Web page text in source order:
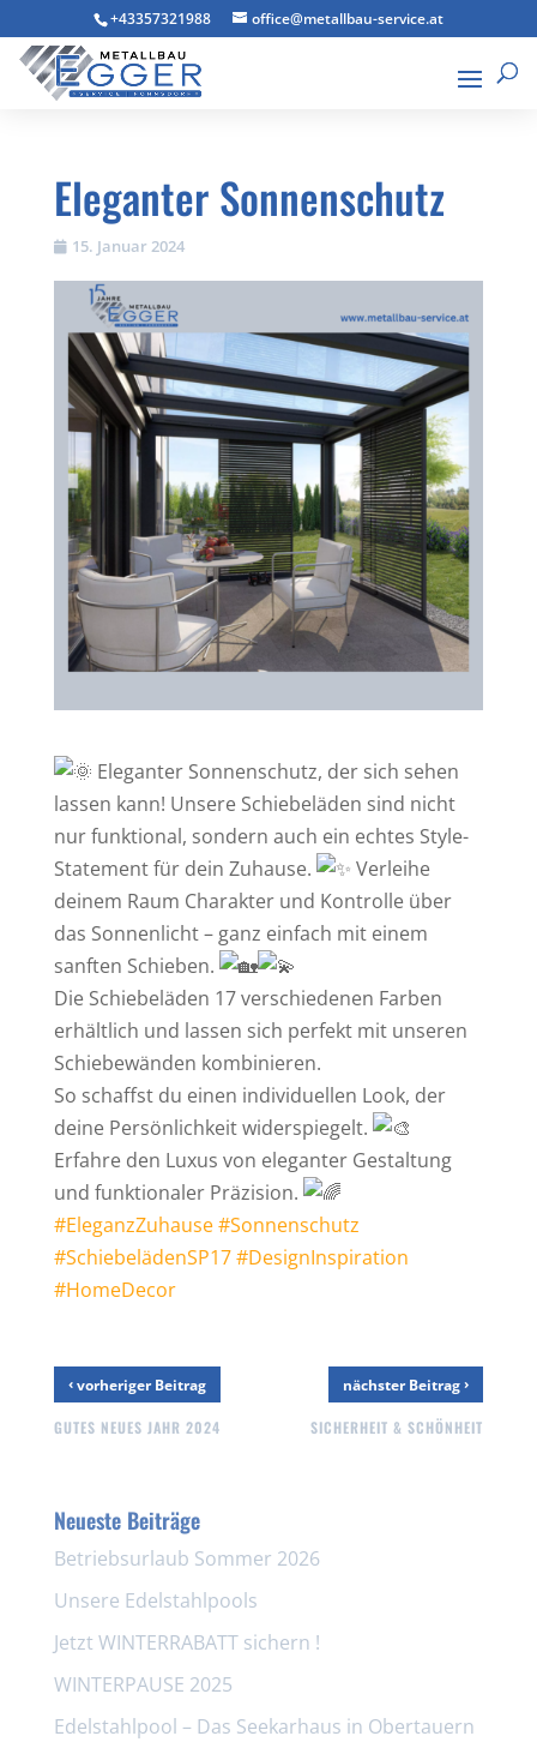
+43357321988 office@metallbau-service.at
Eleganter Sonnenschutz
15. Januar 2024
Eleganter Sonnenschutz, der sich sehen
lassen kann! Unsere Schiebeläden sind nicht
nur funktional, sondern auch ein echtes Style-
Statement für dein Zuhause.
Verleihe
deinem Raum Charakter und Kontrolle über
das Sonnenlicht – ganz einfach mit einem
sanften Schieben.
Die Schiebeläden 17 verschiedenen Farben
erhältlich und lassen sich perfekt mit unseren
Schiebewänden kombinieren.
So schaffst du einen individuellen Look, der
deine Persönlichkeit widerspiegelt.
Erfahre den Luxus von eleganter Gestaltung
und funktionaler Präzision.
#EleganzZuhause#Sonnenschutz
#SchiebelädenSP17#DesignInspiration
#HomeDecor
‹vorheriger Beitrag
GUTES NEUES JAHR 2024
nächster Beitrag›
SICHERHEIT & SCHÖNHEIT
Neueste Beiträge
Betriebsurlaub Sommer 2026
Unsere Edelstahlpools
Jetzt WINTERRABATT sichern !
WINTERPAUSE 2025
Edelstahlpool – Das Seekarhaus in Obertauern